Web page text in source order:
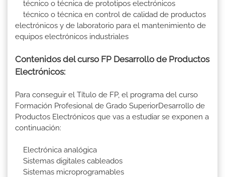
técnico o técnica de prototipos electrónicos
técnico o técnica en control de calidad de productos
electrónicos y de laboratorio para el mantenimiento de
equipos electrónicos industriales
Contenidos del curso FP Desarrollo de Productos
Electrónicos:
Para conseguir el Título de FP, el programa del curso
Formación Profesional de Grado SuperiorDesarrollo de
Productos Electrónicos que vas a estudiar se exponen a
continuación:
Electrónica analógica
Sistemas digitales cableados
Sistemas microprogramables